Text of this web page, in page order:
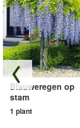
Blauweregen op
stam
1 plant